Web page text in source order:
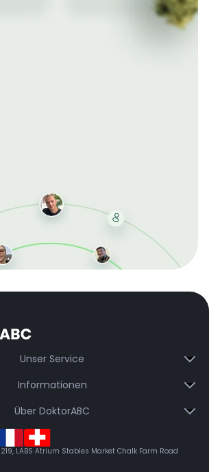
erhalten schnelle Lieferung und
Unser Service
Informationen
Über DoktorABC
LABS Atrium Stables Market Chalk Farm Road